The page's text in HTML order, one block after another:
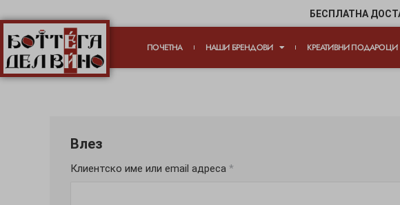
БЕСПЛАТНА
ПОЧЕТНА НАШИ БРЕНДОВИ КРЕАТИВНИ ПОДАРОЦИ
Влез
Клиентско име или email адреса *